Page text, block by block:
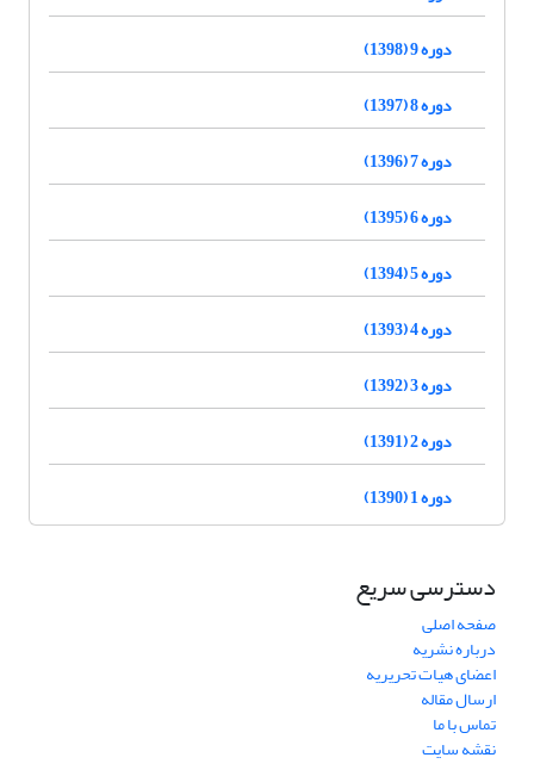
دوره 9 (1398)
دوره 8 (1397)
دوره 7 (1396)
دوره 6 (1395)
دوره 5 (1394)
دوره 4 (1393)
دوره 3 (1392)
دوره 2 (1391)
دوره 1 (1390)
دسترسی سریع
صفحه اصلی
درباره نشریه
اعضای هیات تحریریه
ارسال مقاله
تماس با ما
نقشه سایت